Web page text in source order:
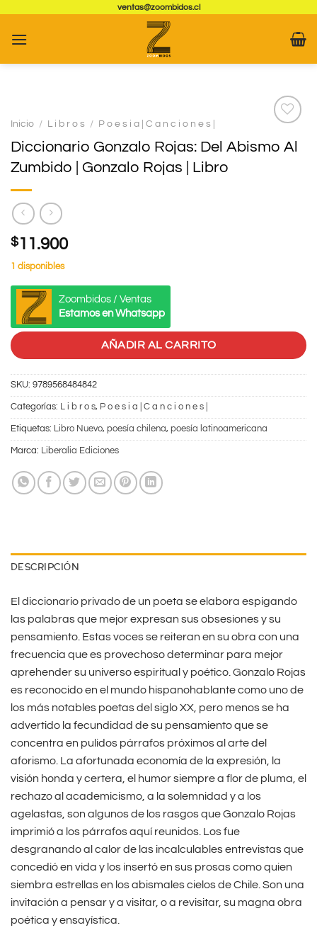
contenido
ventas@zoombidos.cl
a
Inicio / L i b r o s / P o e s i a | C a n c i o n e s |
Diccionario Gonzalo Rojas: Del Abismo Al
Zumbido | Gonzalo Rojas | Libro
$11.900
1 disponibles
Zoombidos / Ventas
Estamos en Whatsapp
AÑADIR AL CARRITO
SKU: 9789568484842
Categorías: L i b r o s, P o e s i a | C a n c i o n e s |
Etiquetas: Libro Nuevo, poesía chilena, poesía latinoamericana
Marca: Liberalia Ediciones
DESCRIPCIÓN
El diccionario privado de un poeta se elabora espigando
las palabras que mejor expresan sus obsesiones y su
pensamiento. Estas voces se reiteran en su obra con una
frecuencia que es provechoso determinar para mejor
aprehender su universo espiritual y poético. Gonzalo Rojas
es reconocido en el mundo hispanohablante como uno de
los más notables poetas del siglo XX, pero menos se ha
advertido la fecundidad de su pensamiento que se
concentra en pulidos párrafos próximos al arte del
aforismo. La afortunada economía de la expresión, la
visión honda y certera, el humor siempre a flor de pluma, el
rechazo al academicismo, a la solemnidad y a los
agelastas, son algunos de los rasgos que Gonzalo Rojas
imprimió a los párrafos aquí reunidos. Los fue
desgranando al calor de las incalculables entrevistas que
concedió en vida y los insertó en sus prosas como quien
siembra estrellas en los abismales cielos de Chile. Son una
invitación a pensar y a visitar, o a revisitar, su magna obra
poética y ensayística.